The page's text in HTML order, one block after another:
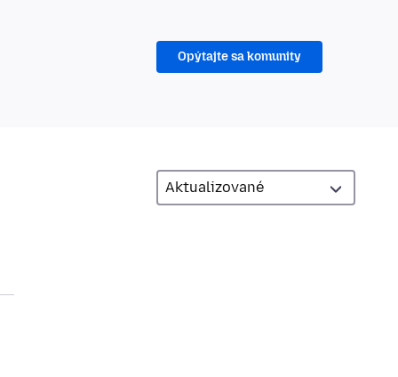
Opýtajte sa komunity